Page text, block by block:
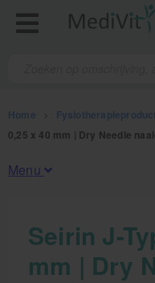
Home
0,25 x 40 mm | Dry Needle
Menu
Fysiotherapieproducten
Oefentherapie
Seirin J-
mm | Dry